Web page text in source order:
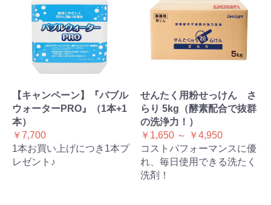
【キャンペーン】『バブル
ウォーターPRO』（1本+1
本）
￥7,700
1本お買い上げにつき1本プ
レゼント♪
せんたく用粉せっけん さ
らり 5kg（酵素配合で抜群
の洗浄力！）
￥1,650 ～ ￥4,950
コストパフォーマンスに優
れ、毎日使用できる洗たく
洗剤！